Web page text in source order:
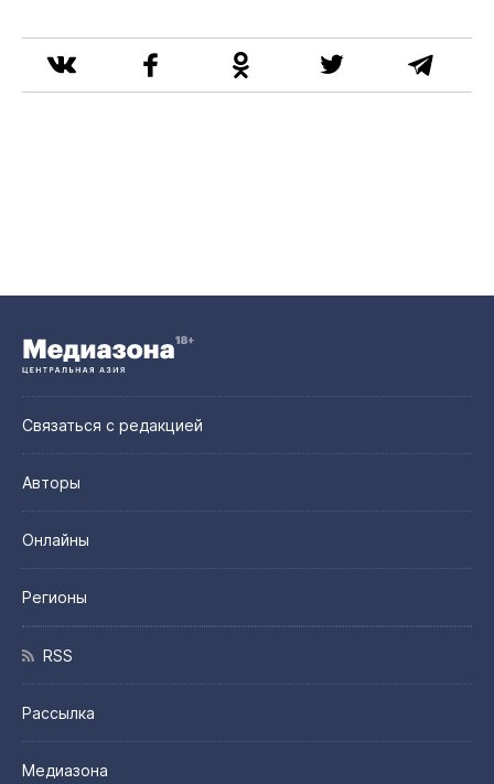
Связаться с редакцией
Авторы
Онлайны
Регионы
RSS
Рассылка
Медиазона